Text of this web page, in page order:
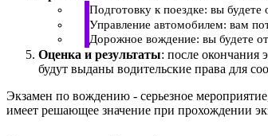
Подготовку к поездке: вы
Управление автомобилем: вам
Дорожное вождение: вы будете
Оценка и результаты: после окончания
будут выданы водительские права для
Экзамен по вождению - серьезное
имеет решающее значение при прохождении